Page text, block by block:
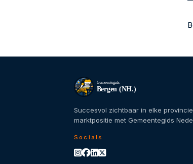
Gemeentegids
Bergen (NH.)
Succesvol zichtbaar in elke
marktpositie met Gemeentegids
Socials